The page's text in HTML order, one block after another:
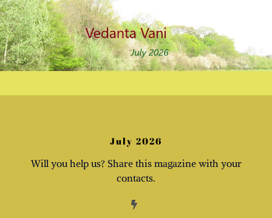
Skip
to
content
July 2026
Will you help us? Share this magazine with your
contacts.